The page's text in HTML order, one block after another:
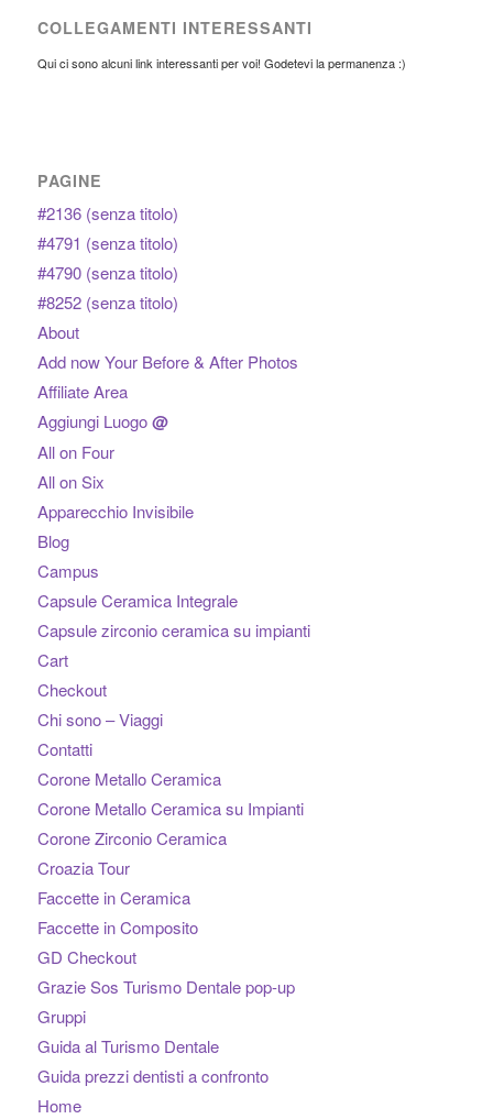
COLLEGAMENTI INTERESSANTI
Qui ci sono alcuni link interessanti per voi! Godetevi la permanenza :)
PAGINE
#2136 (senza titolo)
#4791 (senza titolo)
#4790 (senza titolo)
#8252 (senza titolo)
About
Add now Your Before & After Photos
Affiliate Area
Aggiungi Luogo@
All on Four
All on Six
Apparecchio Invisibile
Blog
Campus
Capsule Ceramica Integrale
Capsule zirconio ceramica su impianti
Cart
Checkout
Chi sono – Viaggi
Contatti
Corone Metallo Ceramica
Corone Metallo Ceramica su Impianti
Corone Zirconio Ceramica
Croazia Tour
Faccette in Ceramica
Faccette in Composito
GD Checkout
Grazie Sos Turismo Dentale pop-up
Gruppi
Guida al Turismo Dentale
Guida prezzi dentisti a confronto
Home